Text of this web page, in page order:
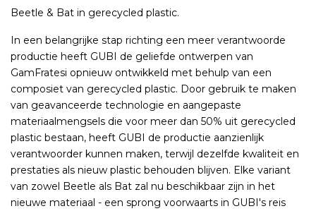
Beetle & Bat in gerecycled plastic.
In een belangrijke stap richting een meer verantwoorde
productie heeft GUBI de geliefde ontwerpen van
GamFratesi opnieuw ontwikkeld met behulp van een
composiet van gerecycled plastic. Door gebruik te maken
van geavanceerde technologie en aangepaste
materiaalmengsels die voor meer dan 50% uit gerecycled
plastic bestaan, heeft GUBI de productie aanzienlijk
verantwoorder kunnen maken, terwijl dezelfde kwaliteit en
prestaties als nieuw plastic behouden blijven. Elke variant
van zowel Beetle als Bat zal nu beschikbaar zijn in het
nieuwe materiaal - een sprong voorwaarts in GUBI's reis